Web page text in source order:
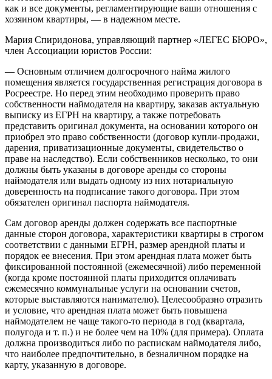
как и все документы, регламентирующие ваши отношения с
хозяином квартиры, — в надежном месте.
Мария Спиридонова, управляющий партнер «ЛЕГЕС БЮРО»,
член Ассоциации юристов России:
— Основным отличием долгосрочного найма жилого
помещения является государственная регистрация договора в
Росреестре. Но перед этим необходимо проверить право
собственности наймодателя на квартиру, заказав актуальную
выписку из ЕГРН на квартиру, а также потребовать
представить оригинал документа, на основании которого он
приобрел это право собственности (договор купли-продажи,
дарения, приватизационные документы, свидетельство о
праве на наследство). Если собственников несколько, то они
должны быть указаны в договоре аренды со стороны
наймодателя или выдать одному из них нотариальную
доверенность на подписание такого договора. При этом
обязателен оригинал паспорта наймодателя.
Сам договор аренды должен содержать все паспортные
данные сторон договора, характеристики квартиры в строгом
соответствии с данными ЕГРН, размер арендной платы и
порядок ее внесения. При этом арендная плата может быть
фиксированной постоянной (ежемесячной) либо переменной
(когда кроме постоянной платы приходится оплачивать
ежемесячно коммунальные услуги на основании счетов,
которые выставляются нанимателю). Целесообразно отразить
и условие, что арендная плата может быть повышена
наймодателем не чаще такого-то периода в год (квартала,
полугода и т. п.) и не более чем на 10% (для примера). Оплата
должна производиться либо по распискам наймодателя либо,
что наиболее предпочтительно, в безналичном порядке на
карту, указанную в договоре.